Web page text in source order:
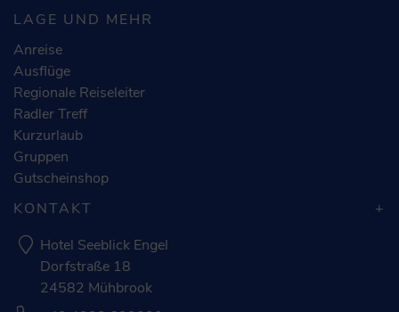
LAGE UND MEHR
Anreise
Ausflüge
Regionale Reiseleiter
Radler Treff
Kurzurlaub
Gruppen
Gutscheinshop
KONTAKT
Hotel Seeblick Engel
Dorfstraße 18
24582 Mühbrook